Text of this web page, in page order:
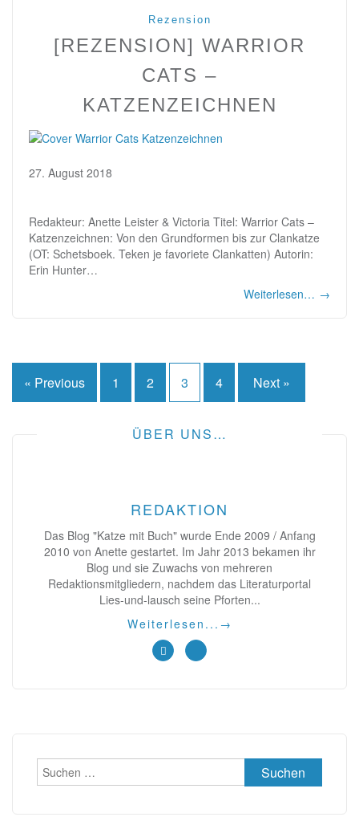
Rezension
[REZENSION] WARRIOR
CATS –
KATZENZEICHNEN
27. August 2018
Redakteur: Anette Leister & Victoria Titel: Warrior Cats –
Katzenzeichnen: Von den Grundformen bis zur Clankatze
(OT: Schetsboek. Teken je favoriete Clankatten) Autorin:
Erin Hunter…
Weiterlesen… →
Seitennummerierung
der
« Previous 1 2 3 4 Next »
ÜBER UNS…
REDAKTION
Das Blog "Katze mit Buch" wurde Ende 2009 / Anfang
2010 von Anette gestartet. Im Jahr 2013 bekamen ihr
Blog und sie Zuwachs von mehreren
Redaktionsmitgliedern, nachdem das Literaturportal
Lies-und-lausch seine Pforten...
Weiterlesen... →
Suchen
nach: